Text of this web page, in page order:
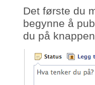
Det første du
begynne å
du på